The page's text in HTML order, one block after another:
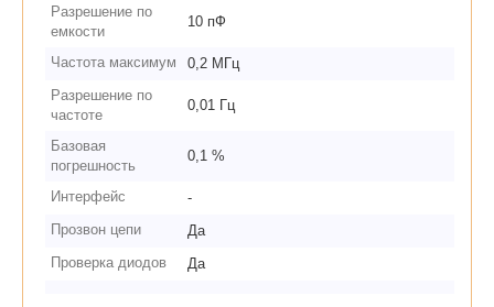
Разрешение по
емкости
10 пФ
Частота максимум
0,2 МГц
Разрешение по
частоте
0,01 Гц
Базовая
погрешность
0,1 %
Интерфейс
-
Прозвон цепи
Да
Проверка диодов
Да